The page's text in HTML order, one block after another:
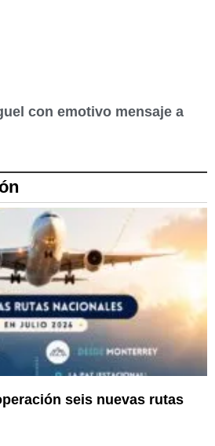
con emotivo mensaje a
seis nuevas rutas